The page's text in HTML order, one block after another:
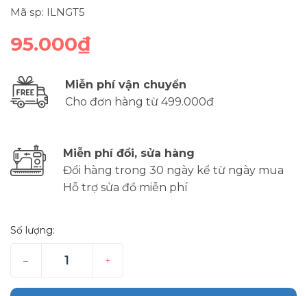
Mã sp: ILNGT5
95.000₫
Miễn phí vận chuyển
Cho đơn hàng từ 499.000đ
Miễn phí đổi, sửa hàng
Đổi hàng trong 30 ngày kể từ ngày mua
Hỗ trợ sửa đồ miễn phí
Số lượng:
– +